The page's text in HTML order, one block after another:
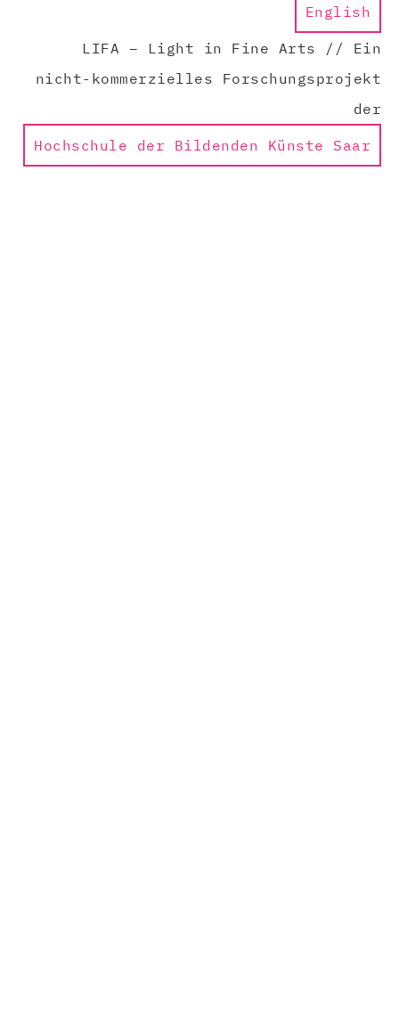
English
LIFA – Light in Fine Arts // Ein
nicht-kommerzielles Forschungsprojekt
der
Hochschule der Bildenden Künste Saar